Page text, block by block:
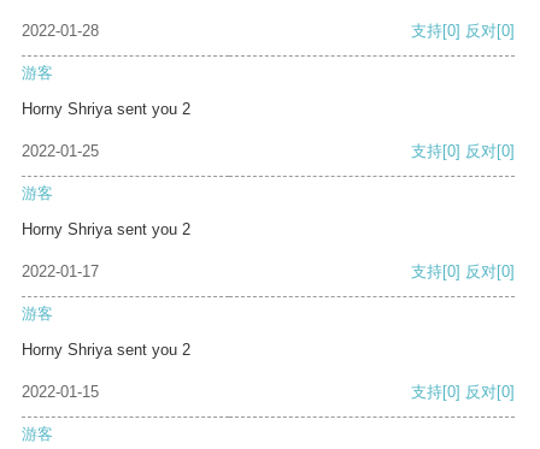
2022-01-28 支持[0] 反对[0]
游客
Horny Shriya sent you 2
2022-01-25 支持[0] 反对[0]
游客
Horny Shriya sent you 2
2022-01-17 支持[0] 反对[0]
游客
Horny Shriya sent you 2
2022-01-15 支持[0] 反对[0]
游客